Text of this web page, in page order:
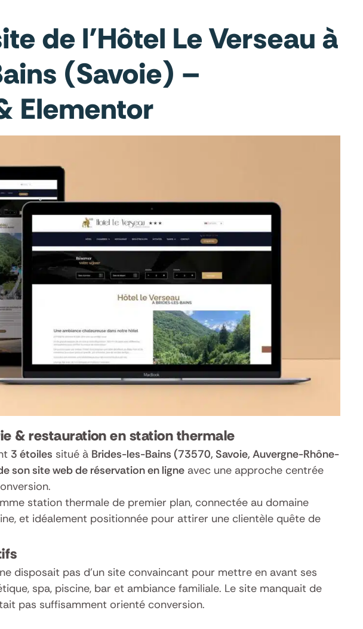
de l’Hôtel Le Verseau à
(Savoie) –
Elementor
& restauration en station thermale
3 étoiles situé à Brides-les-Bains (73570, Savoie, Auvergne-Rhône-
son site web de réservation en ligne avec une approche centrée
station thermale de premier plan, connectée au domaine
et idéalement positionnée pour attirer une clientèle quête de
disposait pas d’un site convaincant pour mettre en avant ses
spa, piscine, bar et ambiance familiale. Le site manquait de
pas suffisamment orienté conversion.